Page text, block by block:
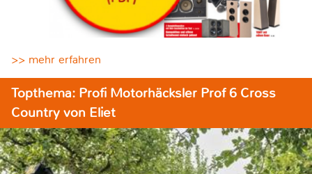
>> mehr erfahren
Topthema: Profi Motorhäcksler Prof 6 Cross
Country von Eliet